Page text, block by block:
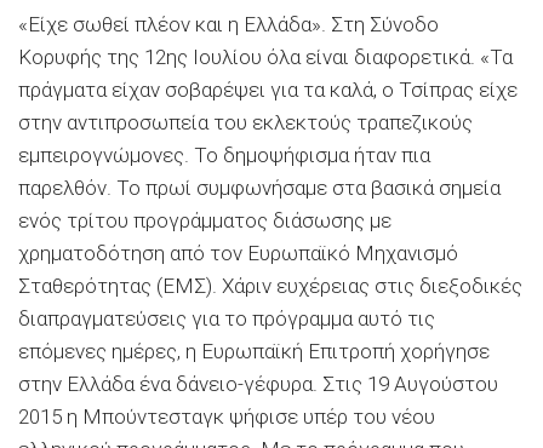
«Είχε σωθεί πλέον και η Ελλάδα». Στη Σύνοδο
Κορυφής της 12ης Ιουλίου όλα είναι διαφορετικά. «Τα
πράγματα είχαν σοβαρέψει για τα καλά, ο Τσίπρας είχε
στην αντιπροσωπεία του εκλεκτούς τραπεζικούς
εμπειρογνώμονες. Το δημοψήφισμα ήταν πια
παρελθόν. Το πρωί συμφωνήσαμε στα βασικά σημεία
ενός τρίτου προγράμματος διάσωσης με
χρηματοδότηση από τον Ευρωπαϊκό Μηχανισμό
Σταθερότητας (ΕΜΣ). Χάριν ευχέρειας στις διεξοδικές
διαπραγματεύσεις για το πρόγραμμα αυτό τις
επόμενες ημέρες, η Ευρωπαϊκή Επιτροπή χορήγησε
στην Ελλάδα ένα δάνειο-γέφυρα. Στις 19 Αυγούστου
2015 η Μπούντεσταγκ ψήφισε υπέρ του νέου